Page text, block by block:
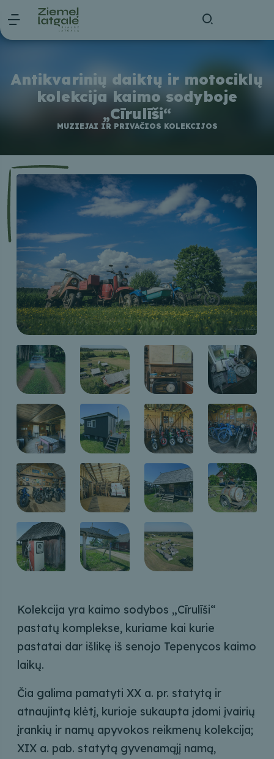
Antikvarinių daiktų ir motociklų
kolekcija kaimo sodyboje
„Cīrulīši“
MUZIEJAI IR PRIVAČIOS KOLEKCIJOS
Kolekcija yra kaimo sodybos „Cīrulīši“
pastatų komplekse, kuriame kai kurie
pastatai dar išlikę iš senojo Tepenycos kaimo
laikų.
Čia galima pamatyti XX a. pr. statytą ir
atnaujintą klėtį, kurioje sukaupta įdomi įvairių
įrankių ir namų apyvokos reikmenų kolekcija;
XIX a. pab. statytą gyvenamąjį namą,